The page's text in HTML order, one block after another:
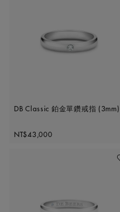
DB Classic 鉑金單鑽戒指 (3mm)
Original price
NT$43,000